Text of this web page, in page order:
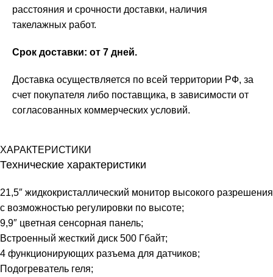
расстояния и срочности доставки, наличия
такелажных работ.
Срок доставки: от 7 дней.
Доставка осуществляется по всей территории РФ, за
счет покупателя либо поставщика, в зависимости от
согласованных коммерческих условий.
ХАРАКТЕРИСТИКИ
Технические характеристики
21,5″ жидкокристаллический монитор высокого разрешения
с возможностью регулировки по высоте;
9,9″ цветная сенсорная панель;
Встроенный жесткий диск 500 Гбайт;
4 функционирующих разъема для датчиков;
Подогреватель геля;